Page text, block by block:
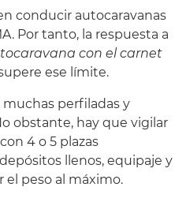
conducir autocaravanas
Por tanto, la respuesta a
con el carnet
ese límite.
perfiladas y
obstante, hay que vigilar
4 o 5 plazas
llenos, equipaje y
el peso al máximo.